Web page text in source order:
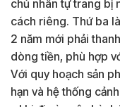
chủ nhân tự trang bị
cách riêng. Thứ ba
2 năm mới phải
dòng tiền, phù hợp
Với quy hoạch sản
hạn và hệ thống